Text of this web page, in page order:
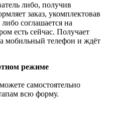
либо, получив
заказ, укомплектовав
соглашается на
есть сейчас. Получает
мобильный телефон и ждёт
режиме
самостоятельно
всю форму.